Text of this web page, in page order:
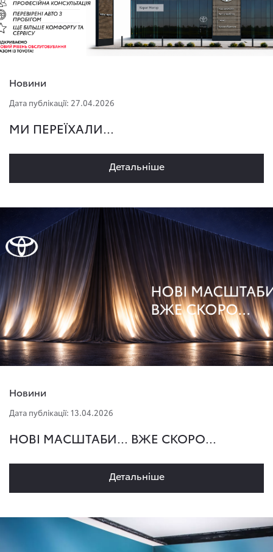
Новини
Дата публікації: 27.04.2026
МИ ПЕРЕЇХАЛИ...
Детальнiше
Новини
Дата публікації: 13.04.2026
НОВІ МАСШТАБИ... ВЖЕ СКОРО...
Детальнiше